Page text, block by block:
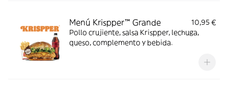
Menú Krispper™ Grande
10,95 €
Pollo crujiente, salsa Krispper, lechuga,
queso, complemento y bebida.